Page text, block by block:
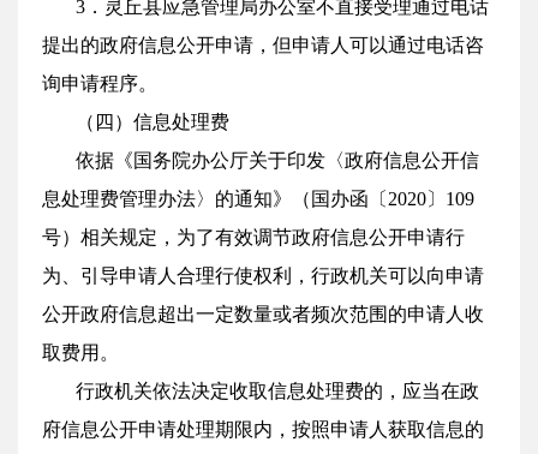
3．灵丘县应急管理局办公室不直接受理通过电话
提出的政府信息公开申请，但申请人可以通过电话咨
询申请程序。
（四）信息处理费
依据《国务院办公厅关于印发〈政府信息公开信
息处理费管理办法〉的通知》（国办函〔2020〕109
号）相关规定，为了有效调节政府信息公开申请行
为、引导申请人合理行使权利，行政机关可以向申请
公开政府信息超出一定数量或者频次范围的申请人收
取费用。
行政机关依法决定收取信息处理费的，应当在政
府信息公开申请处理期限内，按照申请人获取信息的